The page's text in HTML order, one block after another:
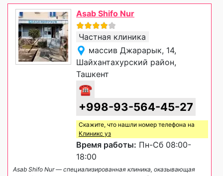
Asab Shifo Nur
Частная клиника
массив Джарарык, 14,
Шайхантахурский район,
Ташкент
☎
+998-93-564-45-27
Скажите, что нашли номер телефона на
Клиникс уз
Время работы: Пн-Сб 08:00-
18:00
Asab Shifo Nur — специализированная клиника, оказывающая